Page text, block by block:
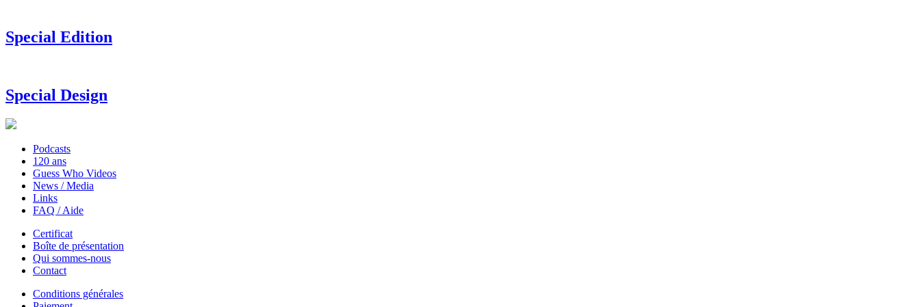
Special Edition
Special Design
Podcasts
120 ans
Guess Who Videos
News / Media
Links
FAQ / Aide
Certificat
Boîte de présentation
Qui sommes-nous
Contact
Conditions générales